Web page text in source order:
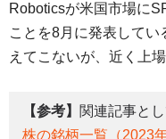
Roboticsが米国市場に
ことを8月に発表してい
えてこないが、近く上
【参考】 関連記事とし
株の銘柄一覧（2023